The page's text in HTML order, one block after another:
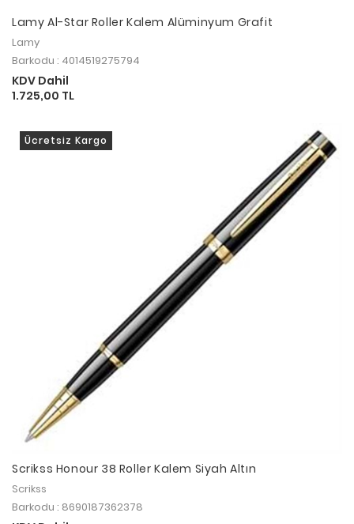
Lamy Al-Star Roller Kalem Alüminyum Grafit
Lamy
Barkodu : 4014519275794
KDV Dahil
1.725,00 TL
Ücretsiz Kargo
Scrikss Honour 38 Roller Kalem Siyah Altın
Scrikss
Barkodu : 8690187362378